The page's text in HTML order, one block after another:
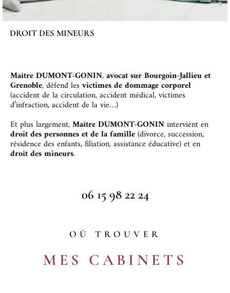
DROIT DES MINEURS
Maître DUMONT-GONIN,avocat sur Bourgoin-Jallieu et
Grenoble, défend les victimes de dommage corporel
(accident de la circulation, accident médical, victimes
d’infraction, accident de la vie…)
Et plus largement,Maître DUMONT-GONINintervient en
droit des personnes et de la famille(divorce, succession,
résidence des enfants, filiation, assistance éducative) et en
droit des mineurs.
06 15 98 22 24
OÙ TROUVER
MES CABINETS